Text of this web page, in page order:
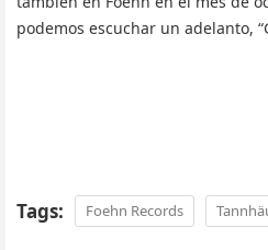
podemos escuchar un adelanto,
Tags: Foehn Records